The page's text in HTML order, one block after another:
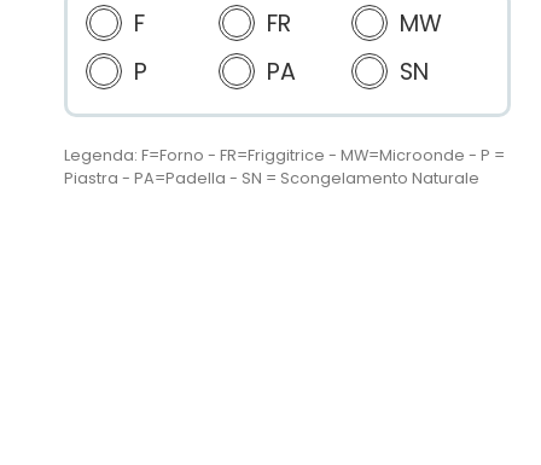
F FR
MW
P
PA SN
Legenda: F=Forno - FR=Friggitrice - MW=Microonde - P =
Piastra - PA=Padella - SN = Scongelamento Naturale